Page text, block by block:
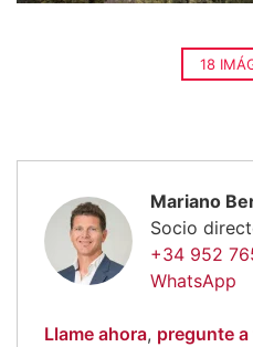
18
Mariano
Socio
+34 952
WhatsApp
Llame ahora, pregunte